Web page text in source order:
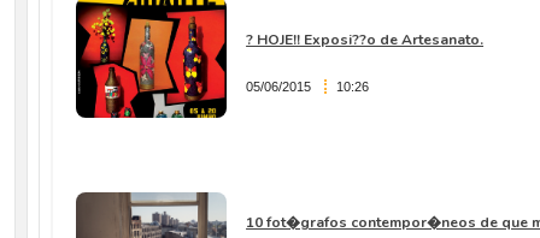
? HOJE!! Exposi??o de Artesanato.
05/06/2015 10:26
10 fot�grafos contempor�neos de que